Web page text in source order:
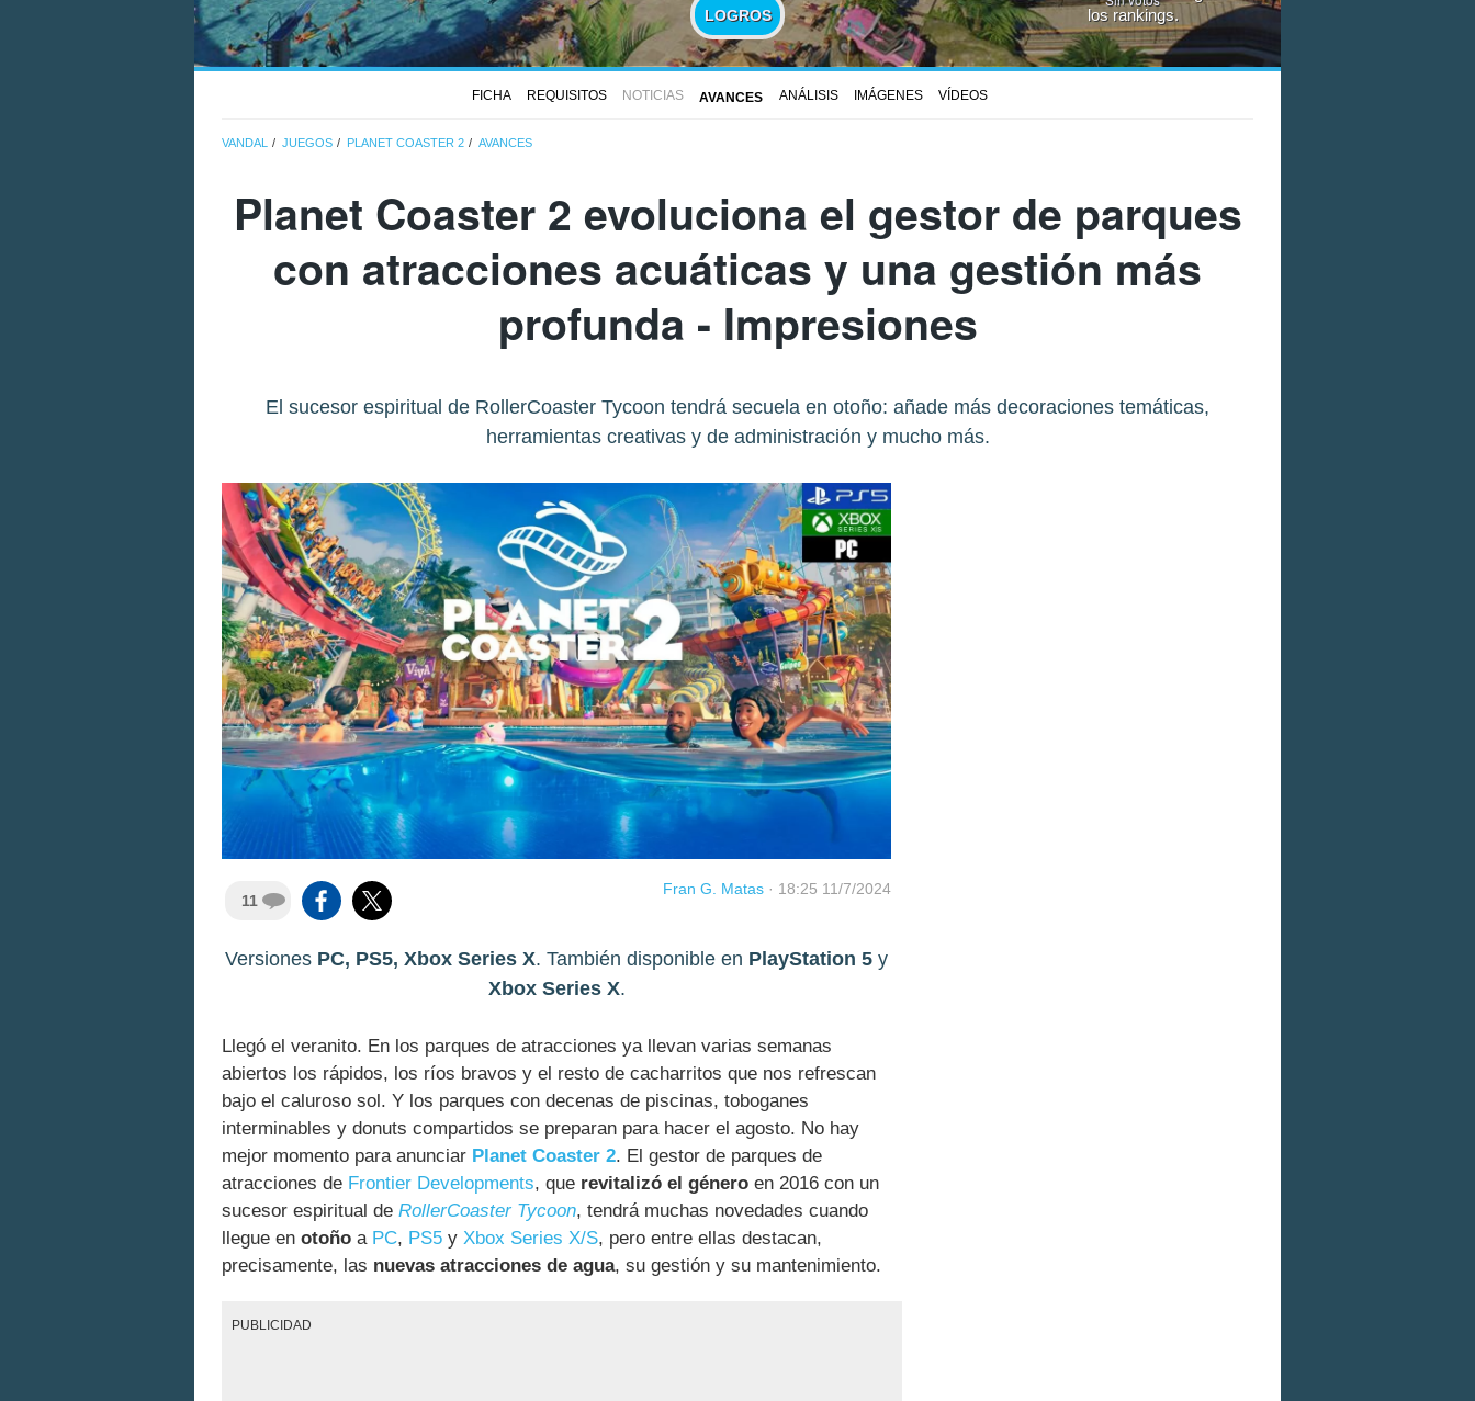
LOGROS
los rankings.
FICHA REQUISITOS NOTICIAS AVANCES ANÁLISIS IMÁGENES VÍDEOS
VANDAL JUEGOS PLANET COASTER 2 AVANCES
Planet Coaster 2 evoluciona el gestor de parques
con atracciones acuáticas y una gestión más
profunda - Impresiones
El sucesor espiritual de RollerCoaster Tycoon tendrá secuela en otoño: añade más decoraciones temáticas,
herramientas creativas y de administración y mucho más.
11
Fran G. Matas · 18:25 11/7/2024
Versiones PC, PS5, Xbox Series X. También disponible en PlayStation 5 y
Xbox Series X.
Llegó el veranito. En los parques de atracciones ya llevan varias semanas
abiertos los rápidos, los ríos bravos y el resto de cacharritos que nos refrescan
bajo el caluroso sol. Y los parques con decenas de piscinas, toboganes
interminables y donuts compartidos se preparan para hacer el agosto. No hay
mejor momento para anunciar Planet Coaster 2. El gestor de parques de
atracciones de Frontier Developments, que revitalizó el género en 2016 con un
sucesor espiritual de RollerCoaster Tycoon, tendrá muchas novedades cuando
llegue en otoño a PC, PS5 y Xbox Series X/S, pero entre ellas destacan,
precisamente, las nuevas atracciones de agua, su gestión y su mantenimiento.
PUBLICIDAD